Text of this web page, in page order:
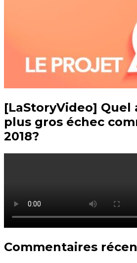
[LaStoryVideo] Quel
plus gros échec
2018?
Commentaires